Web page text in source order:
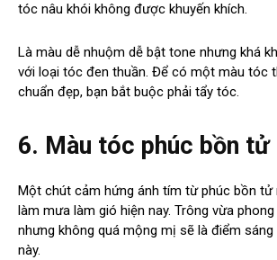
tóc nâu khói không được khuyến khích.
Là màu dễ nhuộm dễ bật tone nhưng khá
với loại tóc đen thuần. Để có một màu tóc
chuẩn đẹp, bạn bắt buộc phải tẩy tóc.
6. Màu tóc phúc bồn tử
Một chút cảm hứng ánh tím từ phúc bồn tử
làm mưa làm gió hiện nay. Trông vừa
nhưng không quá mộng mị sẽ là điểm
này.